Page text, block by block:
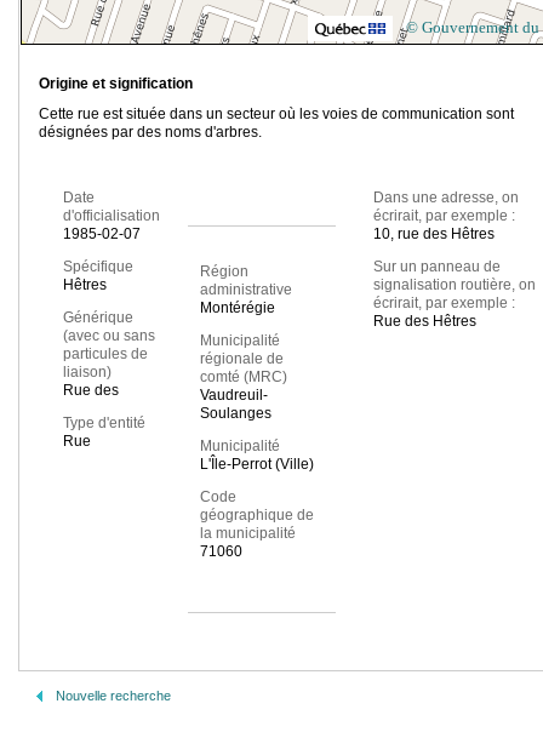
© Gouvernement du
Origine et signification
Cette rue est située dans un secteur où les voies de communication sont
désignées par des noms d'arbres.
Date
d'officialisation
1985-02-07
Spécifique
Hêtres
Générique
(avec ou sans
particules de
liaison)
Rue des
Type d'entité
Rue
Région
administrative
Montérégie
Municipalité
régionale de
comté (MRC)
Vaudreuil-
Soulanges
Municipalité
L'Île-Perrot (Ville)
Code
géographique de
la municipalité
71060
Dans une adresse, on
écrirait, par exemple :
10, rue des Hêtres
Sur un panneau de
signalisation routière, on
écrirait, par exemple :
Rue des Hêtres
Nouvelle recherche